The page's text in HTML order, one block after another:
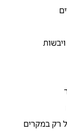
רק במקרים